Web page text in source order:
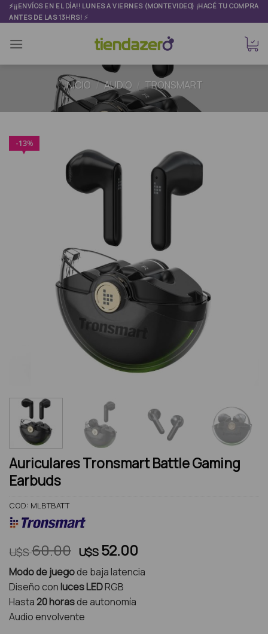
Skip
to
⚡¡¡ENVÍOS EN EL DÍA!! LUNES A VIERNES (MONTEVIDEO) ¡HACÉ TU COMPRA
ANTES DE LAS 13HRS! ⚡
INICIO / AUDIO TRONSMART
%
13
Auriculares Tronsmart Battle Gaming
Earbuds
COD: MLBTBATT
U$S60.00 El
precio
original
era:
U$S
60.00.
U$S 52.00
precio
actual
Modo de juegode baja latencia
Diseño conluces LEDRGB
Hasta20 horasde autonomía
Audio envolvente